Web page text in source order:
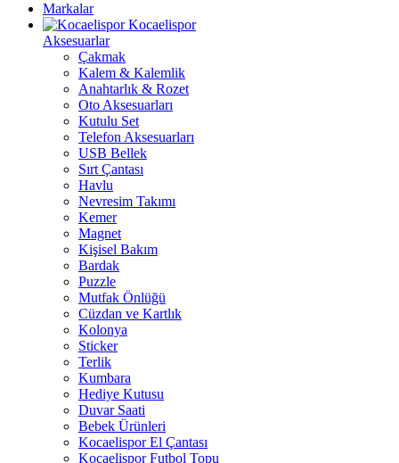
Markalar
Kocaelispor
Aksesuarlar
Çakmak
Kalem & Kalemlik
Anahtarlık & Rozet
Oto Aksesuarları
Kutulu Set
Telefon Aksesuarları
USB Bellek
Sırt Çantası
Havlu
Nevresim Takımı
Kemer
Magnet
Kişisel Bakım
Bardak
Puzzle
Mutfak Önlüğü
Cüzdan ve Kartlık
Kolonya
Sticker
Terlik
Kumbara
Hediye Kutusu
Duvar Saati
Bebek Ürünleri
Kocaelispor El Çantası
Kocaelispor Futbol Topu